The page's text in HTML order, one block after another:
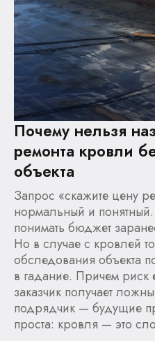
Почему нельзя
ремонта кровли
объекта
Запрос «скажите цену
нормальный и
понимать бюджет
Но в случае с кровлей
обследования объекта
в гадание. Причем риск
заказчик получает
подрядчик — будущие
проста: кровля — это